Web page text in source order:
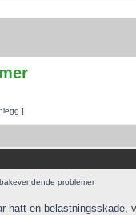
]
problemer
hatt en